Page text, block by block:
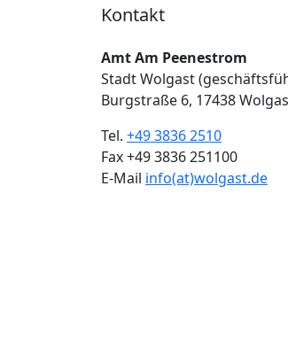
Kontakt
Amt Am Peenestrom
Stadt Wolgast
Burgstraße 6, 17438
Tel. +49 3836 2510
Fax +49 3836 251100
E-Mail info(at)wolgast.de